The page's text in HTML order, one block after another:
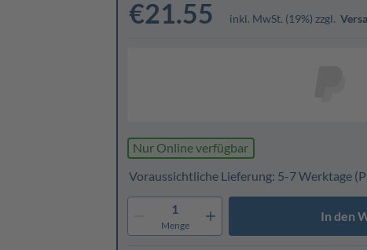
€21.55 inkl. MwSt. (19%) zzgl.
Nur Online verfügbar
Voraussichtliche Lieferung: 5-7 Werktage
1
Menge
In den